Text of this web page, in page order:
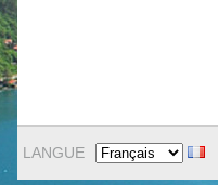
LANGUE